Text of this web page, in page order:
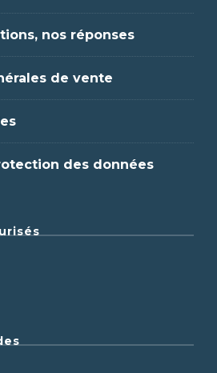
nos réponses
de vente
des données